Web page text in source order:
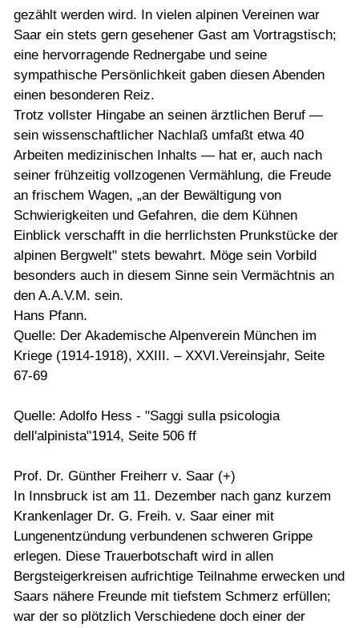
gezählt werden wird. In vielen alpinen Vereinen war
Saar ein stets gern gesehener Gast am Vortragstisch;
eine hervorragende Rednergabe und seine
sympathische Persönlichkeit gaben diesen Abenden
einen besonderen Reiz.
Trotz vollster Hingabe an seinen ärztlichen Beruf —
sein wissenschaftlicher Nachlaß umfaßt etwa 40
Arbeiten medizinischen Inhalts — hat er, auch nach
seiner frühzeitig vollzogenen Vermählung, die Freude
an frischem Wagen, „an der Bewältigung von
Schwierigkeiten und Gefahren, die dem Kühnen
Einblick verschafft in die herrlichsten Prunkstücke der
alpinen Bergwelt" stets bewahrt. Möge sein Vorbild
besonders auch in diesem Sinne sein Vermächtnis an
den A.A.V.M. sein.
Hans Pfann.
Quelle: Der Akademische Alpenverein München im
Kriege (1914-1918), XXIII. – XXVI.Vereinsjahr, Seite
67-69
Quelle: Adolfo Hess - "Saggi sulla psicologia
dell'alpinista"1914, Seite 506 ff
Prof. Dr. Günther Freiherr v. Saar (+)
In Innsbruck ist am 11. Dezember nach ganz kurzem
Krankenlager Dr. G. Freih. v. Saar einer mit
Lungenentzündung verbundenen schweren Grippe
erlegen. Diese Trauerbotschaft wird in allen
Bergsteigerkreisen aufrichtige Teilnahme erwecken und
Saars nähere Freunde mit tiefstem Schmerz erfüllen;
war der so plötzlich Verschiedene doch einer der